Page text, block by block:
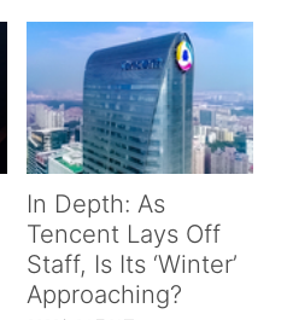
In Depth: As
Tencent Lays Off
Staff, Is Its ‘Winter’
Approaching?